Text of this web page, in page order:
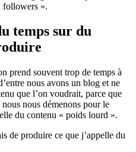
followers ».
temps sur du
prend souvent trop de temps à
nous avons un blog et ne
que l’on voudrait, parce que
nous démenons pour le
du contenu « poids lourd ».
de produire ce que j’appelle du